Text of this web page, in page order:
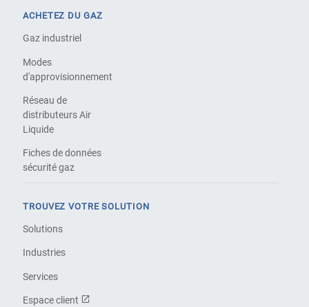
ACHETEZ DU GAZ
Gaz industriel
Modes
d'approvisionnement
Réseau de
distributeurs Air
Liquide
Fiches de données
sécurité gaz
TROUVEZ VOTRE SOLUTION
Solutions
Industries
Services
Espace client